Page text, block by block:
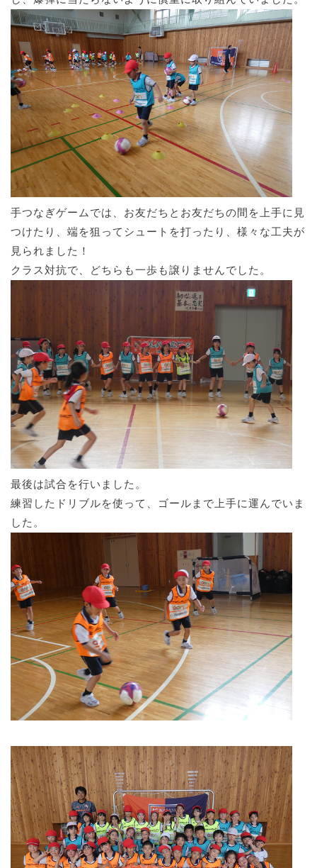
手つなぎゲームでは、お友だちとお友だちの間を上手に見
つけたり、端を狙ってシュートを打ったり、様々な工夫が
見られました！
クラス対抗で、どちらも一歩も譲りませんでした。
最後は試合を行いました。
練習したドリブルを使って、ゴールまで上手に運んでいま
した。